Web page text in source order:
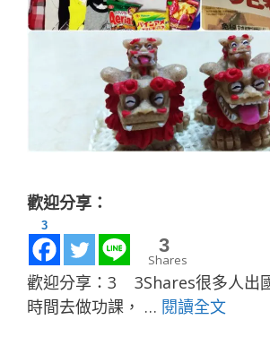
歡迎分享：
3
3
Shares
歡迎分享：3 3Shares很多人出
時間去做功課， … 閱讀全文